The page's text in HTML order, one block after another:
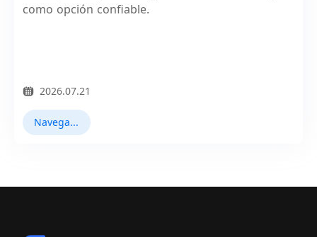
como opción confiable.
2026.07.21
Navegador Fingerprint